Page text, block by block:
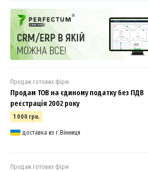
Продаж готових фірм
Продам ТОВ на єдиному податку без ПДВ
реєстрація 2002 року
1 000 грн.
доставка из г.Вінниця
Продаж готових фірм